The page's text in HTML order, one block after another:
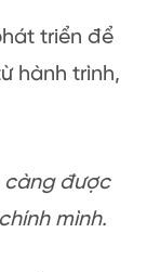
triển để
hành trình,
càng được
mình.